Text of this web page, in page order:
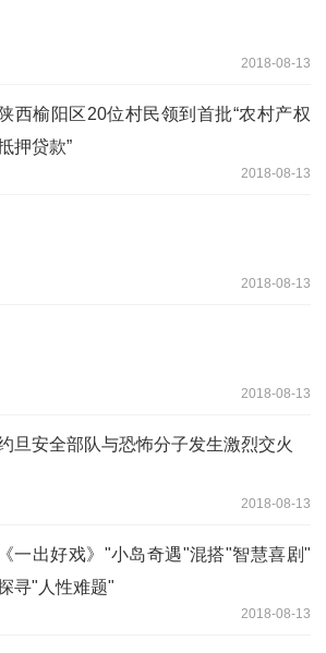
2018-08-13
陕西榆阳区20位村民领到首批“农村产权
押贷款”
2018-08-13
2018-08-13
2018-08-13
旦安全部队与恐怖分子发生激烈交火
2018-08-13
《一出好戏》"小岛奇遇"混搭"智慧喜剧"
寻"人性难题"
2018-08-13